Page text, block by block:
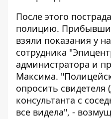
После этого
полицию.
взяли показания у
сотрудника
администратора и
Максима.
опросить свидетеля
консультанта с
все видела", -